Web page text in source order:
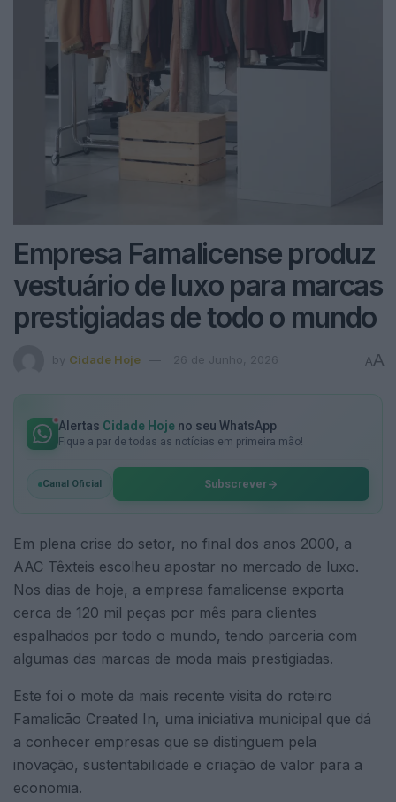
Empresa Famalicense produz
vestuário de luxo para marcas
prestigiadas de todo o mundo
by Cidade Hoje 26 de Junho, 2026 AA
Alertas Cidade Hoje no seu WhatsApp
Fique a par de todas as notícias em primeira mão!
Canal Oficial Subscrever
Em plena crise do setor, no final dos anos 2000, a
AAC Têxteis escolheu apostar no mercado de luxo.
Nos dias de hoje, a empresa famalicense exporta
cerca de 120 mil peças por mês para clientes
espalhados por todo o mundo, tendo parceria com
algumas das marcas de moda mais prestigiadas.
Este foi o mote da mais recente visita do roteiro
Famalicão Created In, uma iniciativa municipal que dá
a conhecer empresas que se distinguem pela
inovação, sustentabilidade e criação de valor para a
economia.